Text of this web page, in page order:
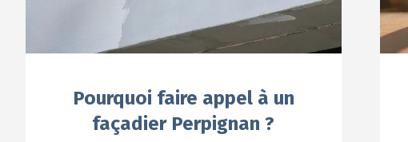
Pourquoi faire appel à un
façadier Perpignan ?